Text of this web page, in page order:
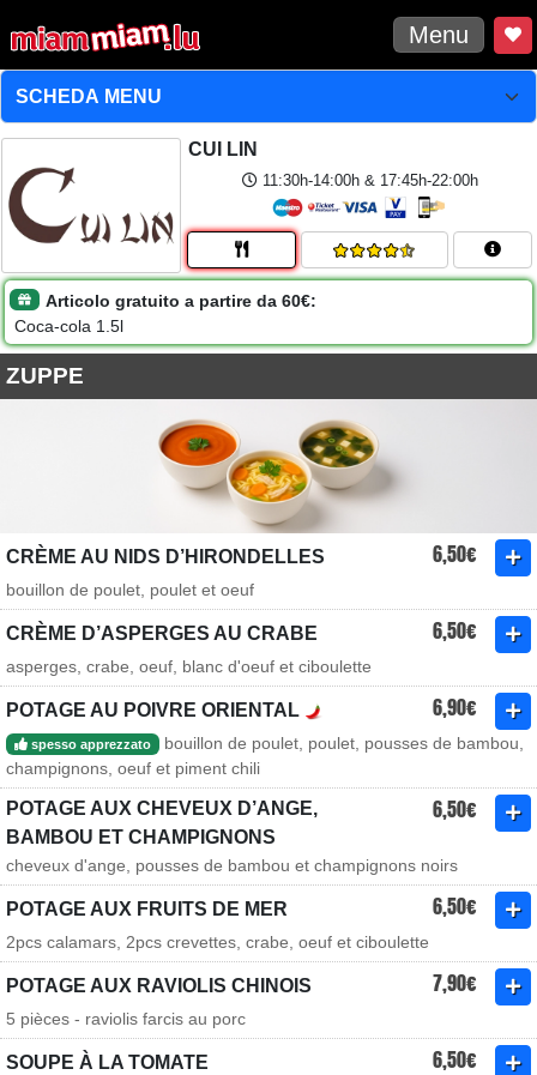
Menu
CUI LIN
11:30h-14:00h & 17:45h-22:00h
Articolo gratuito a partire da 60€:
Coca-cola 1.5l
ZUPPE
CRÈME AU NIDS D’HIRONDELLES 6,50€
bouillon de poulet, poulet et oeuf
CRÈME D’ASPERGES AU CRABE 6,50€
asperges, crabe, oeuf, blanc d'oeuf et ciboulette
POTAGE AU POIVRE ORIENTAL 6,90€
spesso apprezzato
bouillon de poulet, poulet, pousses de bambou,
champignons, oeuf et piment chili
POTAGE AUX CHEVEUX D’ANGE,
BAMBOU ET CHAMPIGNONS
6,50€
cheveux d'ange, pousses de bambou et champignons noirs
POTAGE AUX FRUITS DE MER 6,50€
2pcs calamars, 2pcs crevettes, crabe, oeuf et ciboulette
POTAGE AUX RAVIOLIS CHINOIS 7,90€
5 pièces - raviolis farcis au porc
SOUPE À LA TOMATE 6,50€